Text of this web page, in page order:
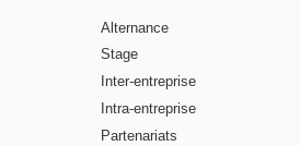
Alternance
Stage
Inter-entreprise
Intra-entreprise
Partenariats